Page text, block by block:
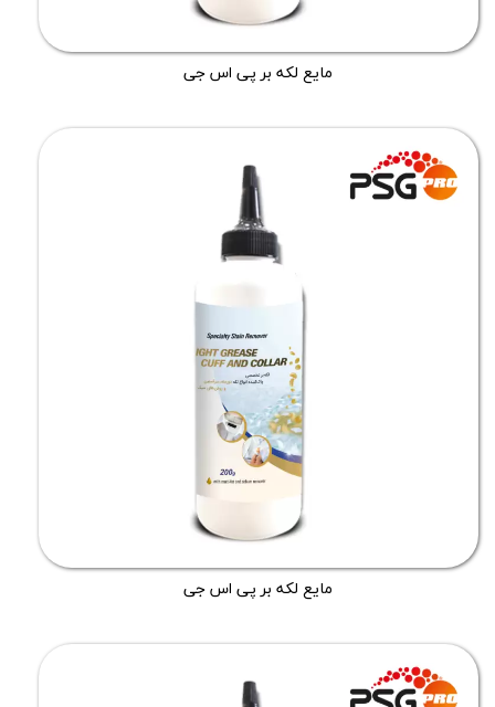
مایع لکه بر پی اس جی
مایع لکه بر پی اس جی